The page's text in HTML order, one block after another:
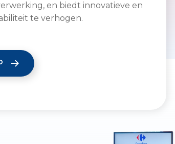
en biedt innovatieve en
te verhogen.